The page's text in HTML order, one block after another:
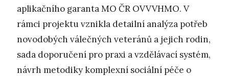
aplikačního garanta MO ČR OVVVHMO. V
rámci projektu vznikla detailní analýza potřeb
novodobých válečných veteránů a jejich rodin,
sada doporučení pro praxi a vzdělávací systém,
návrh metodiky komplexní sociální péče o